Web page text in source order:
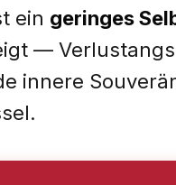
ein geringes
—
innere